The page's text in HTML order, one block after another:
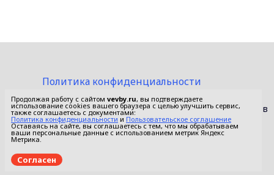
Политика конфиденциальности
Пользовательское соглашение
© 2015-2026 Сетевое издание «Фактом». Зарегистрировано в
Федеральной службе по надзору в сфере связи,
информационных технологий и массовых коммуникаций
Продолжая работу с сайтом vevby.ru, вы подтверждаете
использование cookies вашего браузера с целью улучшить сервис,
также соглашаетесь с документами:
Политика конфиденциальности и Пользовательское соглашение
Оставаясь на сайте, вы соглашаетесь с тем, что мы обрабатываем
ваши персональные данные с использованием метрик Яндекс
Метрика.
Согласен